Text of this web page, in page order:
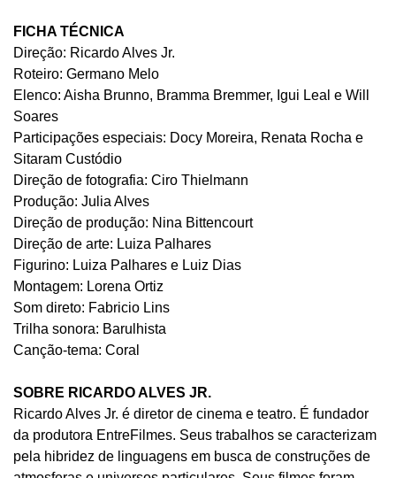
FICHA TÉCNICA
Direção: Ricardo Alves Jr.
Roteiro: Germano Melo
Elenco: Aisha Brunno, Bramma Bremmer, Igui Leal e Will
Soares
Participações especiais: Docy Moreira, Renata Rocha e
Sitaram Custódio
Direção de fotografia: Ciro Thielmann
Produção: Julia Alves
Direção de produção: Nina Bittencourt
Direção de arte: Luiza Palhares
Figurino: Luiza Palhares e Luiz Dias
Montagem: Lorena Ortiz
Som direto: Fabricio Lins
Trilha sonora: Barulhista
Canção-tema: Coral
SOBRE RICARDO ALVES JR.
Ricardo Alves Jr. é diretor de cinema e teatro. É fundador
da produtora EntreFilmes. Seus trabalhos se caracterizam
pela hibridez de linguagens em busca de construções de